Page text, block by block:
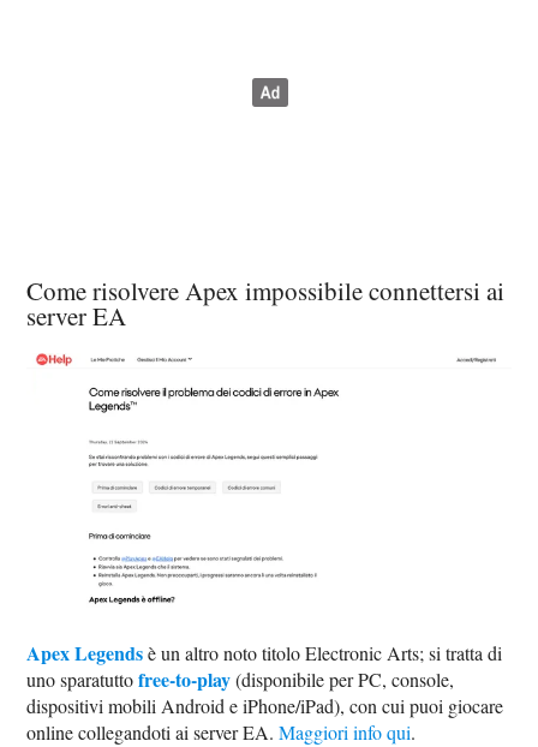
Come risolvere Apex impossibile connettersi ai
server EA
Apex Legendsè un altro noto titolo Electronic Arts; si tratta di
uno sparatuttofree-to-play(disponibile per PC, console,
dispositivi mobili Android e iPhone/iPad), con cui puoi giocare
online collegandoti ai server EA.Maggiori info qui.